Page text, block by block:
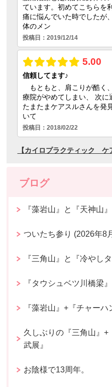
ブログ
『藻岩山』と『天神山』
ついたち参り (2026年8
『三角山』と『冷やし
『タウシュベツ川橋梁
『藻岩山』+『チャーハ
久しぶりの『三角山』+
武展』
お陰様で13周年。